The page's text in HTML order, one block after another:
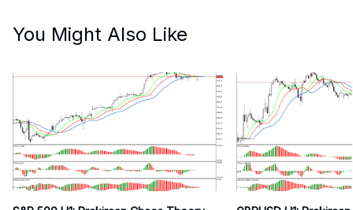
You Might Also Like